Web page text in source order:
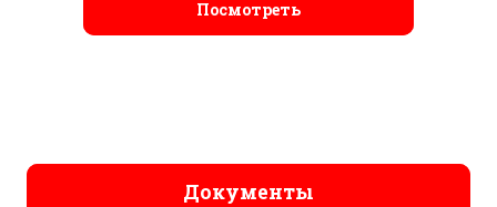
Посмотреть
Документы